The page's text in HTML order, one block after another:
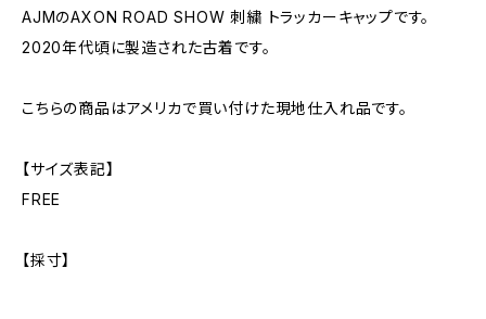
AJMのAXON ROAD SHOW 刺繍 トラッカーキャップです。
2020年代頃に製造された古着です。
こちらの商品はアメリカで買い付けた現地仕入れ品です。
【サイズ表記】
FREE
【採寸】